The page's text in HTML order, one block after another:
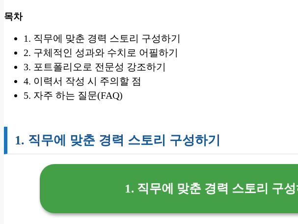
목차
1. 직무에 맞춘 경력 스토리 구성하기
2. 구체적인 성과와 수치로 어필하기
3. 포트폴리오로 전문성 강조하기
4. 이력서 작성 시 주의할 점
5. 자주 하는 질문(FAQ)
1. 직무에 맞춘 경력 스토리 구성하기
1. 직무에 맞춘 경력 스토리 구성